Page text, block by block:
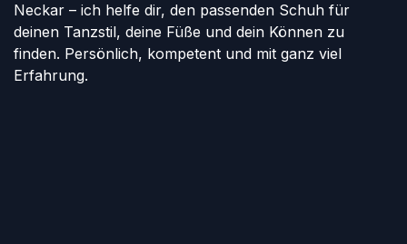
Neckar – ich helfe dir, den passenden Schuh für
deinen Tanzstil, deine Füße und dein Können zu
finden. Persönlich, kompetent und mit ganz viel
Erfahrung.